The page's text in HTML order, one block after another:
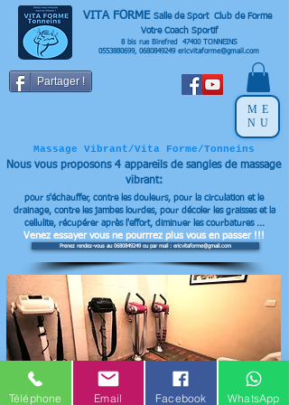
Partager !
VITA FORME Salle de Sport Club de Forme
Votre Coach Sportif
8 bis rue Birefred 47400 TONNEINS
0553880699, 0680849249 ericvitaforme@gmail.com
ME
NU
Massage Vibrant/Vita Forme/Tonneins
Nous vous proposons 4 appareils de sangles de massage
vibrant:
pour s'échauffer, contre les douleurs, pour la circulation et le
drainage, contre les jambes lourdes, pour décoler les graisses et la
cellulite, récupérer après l'effort, diminuer les courbatures ...
Venez essayer vous ne pourrrez plus vous en passer !!!
Prenez rendez-vous au 0680849249 ou par mail : ericvitaforme@gmail.com
Téléphone Email Facebook WhatsApp